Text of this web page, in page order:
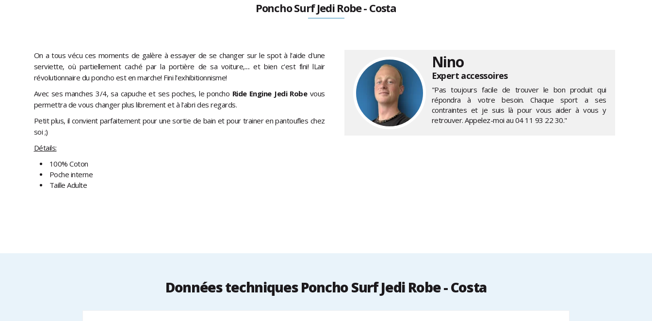
Poncho Surf Jedi Robe - Costa
On a tous vécu ces moments de galère à essayer de se changer sur le spot à l'aide d'une
serviette, où partiellement caché par la portière de sa voiture,.... et bien c'est fini! lLair
révolutionnaire du poncho est en marche! Fini l'exhibitionnisme!
Avec ses manches 3/4, sa capuche et ses poches, le poncho Ride Engine Jedi Robevous
permettra de vous changer plus librement et à l'abri des regards.
Petit plus, il convient parfaitement pour une sortie de bain et pour trainer en pantoufles chez
soi ;)
Détails:
100% Coton
Poche interne
Taille Adulte
Nino
Expert accessoires
"Pas toujours facile de trouver le bon produit qui
répondra à votre besoin. Chaque sport a ses
contraintes et je suis là pour vous aider à vous y
retrouver. Appelez-moi au 04 11 93 22 30."
Données techniques Poncho Surf Jedi Robe - Costa